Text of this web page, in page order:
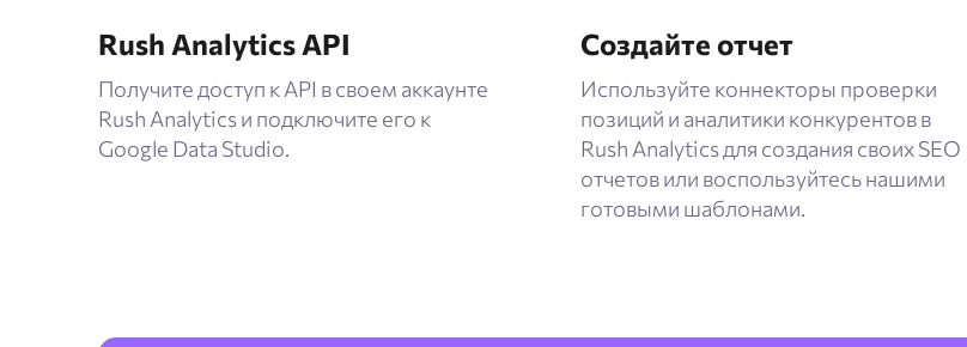
Rush Analytics API
Получите доступ к API в своем аккаунте
Rush Analytics и подключите его к
Google Data Studio.
Создайте отчет
Используйте коннекторы проверки
позиций и аналитики конкурентов в
Rush Analytics для создания своих SEO
отчетов или воспользуйтесь нашими
готовыми шаблонами.